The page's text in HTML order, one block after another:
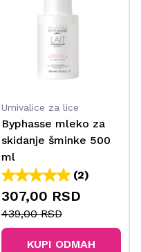
Umivalice za lice
Byphasse mleko za
skidanje šminke 500
ml
(2)
307,00 RSD
439,00 RSD
KUPI ODMAH